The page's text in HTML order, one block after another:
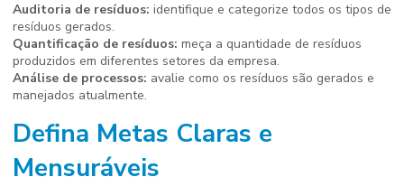
Auditoria de resíduos: identifique e categorize todos os tipos de
resíduos gerados.
Quantificação de resíduos: meça a quantidade de resíduos
produzidos em diferentes setores da empresa.
Análise de processos: avalie como os resíduos são gerados e
manejados atualmente.
Defina Metas Claras e
Mensuráveis